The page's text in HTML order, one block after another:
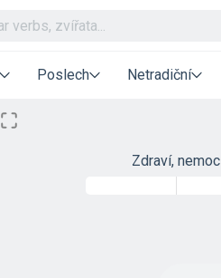
Poslech Netradiční
Zdraví,